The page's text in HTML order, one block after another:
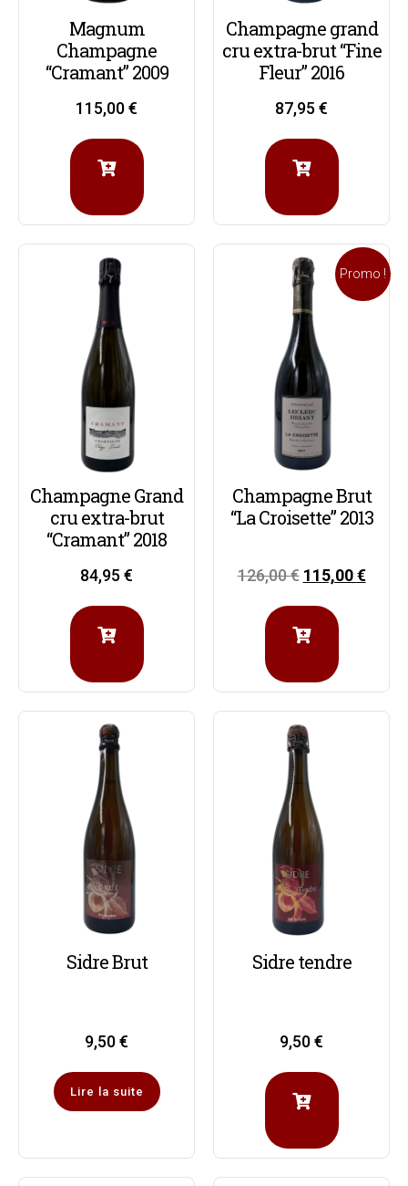
Magnum
Champagne
“Cramant” 2009
115,00€
Champagne grand
cru extra-brut “Fine
Fleur” 2016
87,95€
Champagne Grand
cru extra-brut
“Cramant” 2018
84,95€
Promo !
Champagne Brut
“La Croisette” 2013
126,00€ 115,00€
Sidre Brut
9,50€
Lire la suite
Sidre tendre
9,50€